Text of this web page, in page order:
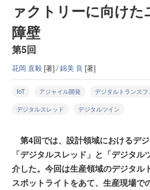
ァクトリーに向けた
障壁
第5回
花岡 直毅[著] /錦美 良 [著]
IoT アジャイル開発 デジタルトランスフ
デジタルスレッド デジタルツイン
第4回では、設計領域におけるデ
「デジタルスレッド」と「デジタ
介した。今回は生産領域のデジタル
スポットライトをあて、生産現場で